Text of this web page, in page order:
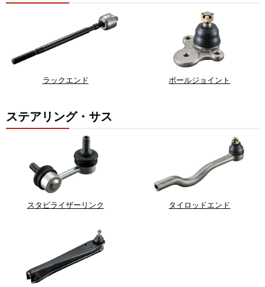
ラックエンド ボールジョイント
ステアリング・サス
スタビライザーリンク タイロッドエンド